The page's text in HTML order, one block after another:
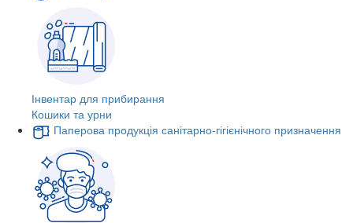
Інвентар для прибирання
Кошики та урни
Паперова продукція санітарно-гігієнічного призначення